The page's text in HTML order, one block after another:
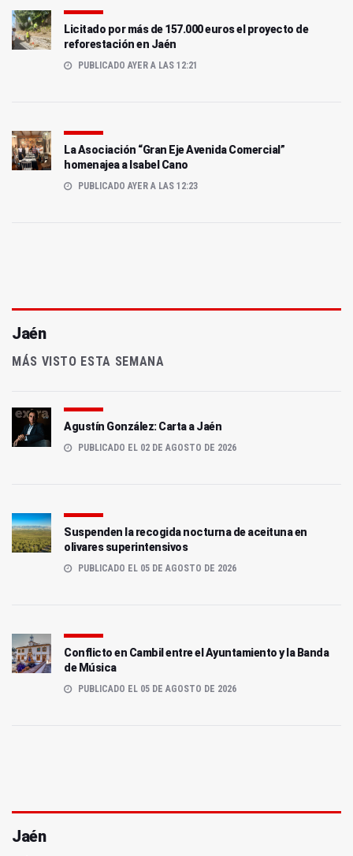
Licitado por más de 157.000 euros el proyecto de
reforestación en Jaén
PUBLICADO AYER A LAS 12:21
La Asociación “Gran Eje Avenida Comercial”
homenajea a Isabel Cano
PUBLICADO AYER A LAS 12:23
Jaén
MÁS VISTO ESTA SEMANA
Agustín González: Carta a Jaén
PUBLICADO EL 02 DE AGOSTO DE 2026
Suspenden la recogida nocturna de aceituna en
olivares superintensivos
PUBLICADO EL 05 DE AGOSTO DE 2026
Conflicto en Cambil entre el Ayuntamiento y la Banda
de Música
PUBLICADO EL 05 DE AGOSTO DE 2026
Jaén